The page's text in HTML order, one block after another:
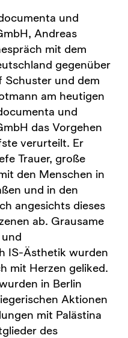
und
Andreas
mit dem
gegenüber
Schuster und dem
am heutigen
und
das Vorgehen
verurteilt. Er
Trauer, große
den Menschen in
und in den
angesichts dieses
ab. Grausame
IS-Ästhetik wurden
mit Herzen geliked.
in Berlin
Aktionen
mit Palästina
des